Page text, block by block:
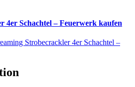
4er Schachtel – Feuerwerk kaufen
Strobecrackler 4er Schachtel –